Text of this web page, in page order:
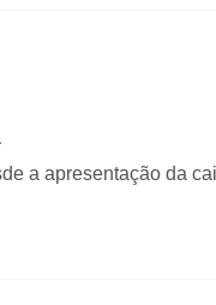
a apresentação da